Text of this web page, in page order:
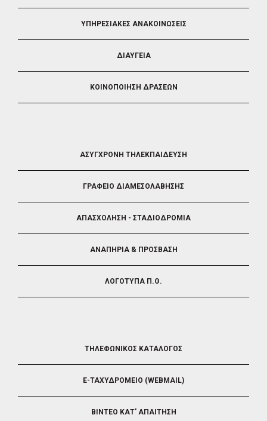
ΥΠΗΡΕΣΙΑΚΕΣ ΑΝΑΚΟΙΝΩΣΕΙΣ
ΔΙΑΥΓΕΙΑ
ΚΟΙΝΟΠΟΙΗΣΗ ΔΡΑΣΕΩΝ
ΑΣΥΓΧΡΟΝΗ ΤΗΛΕΚΠΑΙΔΕΥΣΗ
ΓΡΑΦΕΙΟ ΔΙΑΜΕΣΟΛΑΒΗΣΗΣ
ΑΠΑΣΧΟΛΗΣΗ - ΣΤΑΔΙΟΔΡΟΜΙΑ
ΑΝΑΠΗΡΙΑ & ΠΡΟΣΒΑΣΗ
ΛΟΓΟΤΥΠΑ Π.Θ.
ΤΗΛΕΦΩΝΙΚΟΣ ΚΑΤΑΛΟΓΟΣ
E-ΤΑΧΥΔΡΟΜΕΙΟ (WEBMAIL)
ΒΙΝΤΕΟ ΚΑΤ' ΑΠΑΙΤΗΣΗ